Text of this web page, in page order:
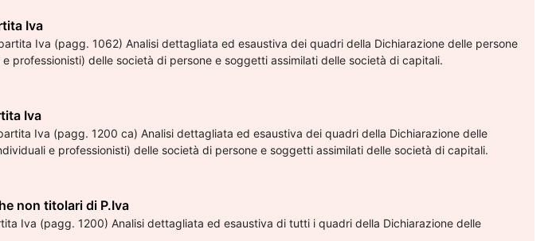
Iva
Iva (pagg. 1062) Analisi dettagliata ed esaustiva dei quadri della Dichiarazione delle persone
professionisti) delle società di persone e soggetti assimilati delle società di capitali.
Iva
Iva (pagg. 1200 ca) Analisi dettagliata ed esaustiva dei quadri della Dichiarazione delle
e professionisti) delle società di persone e soggetti assimilati delle società di capitali.
non titolari di P.Iva
Iva (pagg. 1200) Analisi dettagliata ed esaustiva di tutti i quadri della Dichiarazione delle